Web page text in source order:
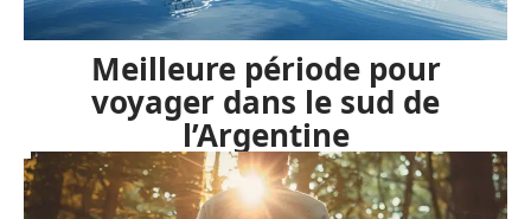
Meilleure période pour
voyager dans le sud de
l’Argentine